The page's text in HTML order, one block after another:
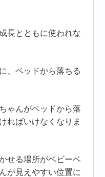
長とともに使われな
、ベッドから落ちる
ゃんがベッドから落
ればいけなくなりま
せる場所がベビーベ
が見えやすい位置に